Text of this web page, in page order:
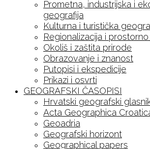
Prometna, industrijska i
geografija
Kulturna i turistička
Regionalizacija i
Okoliš i zaštita prirode
Obrazovanje i znanost
Putopisi i ekspedicije
Prikazi i osvrti
GEOGRAFSKI ČASOPISI
Hrvatski geografski
Acta Geographica
Geoadria
Geografski horizont
Geographical papers